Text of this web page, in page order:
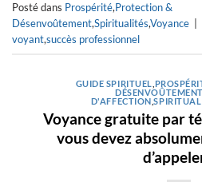
Posté dans Prospérité,Protection &
Désenvoûtement,Spiritualités,Voyance
voyant,succès professionnel
GUIDE SPIRITUEL
DÉSENVOÛTEMENT
D'AFFECTION ,
Voyance gratuite par
vous devez